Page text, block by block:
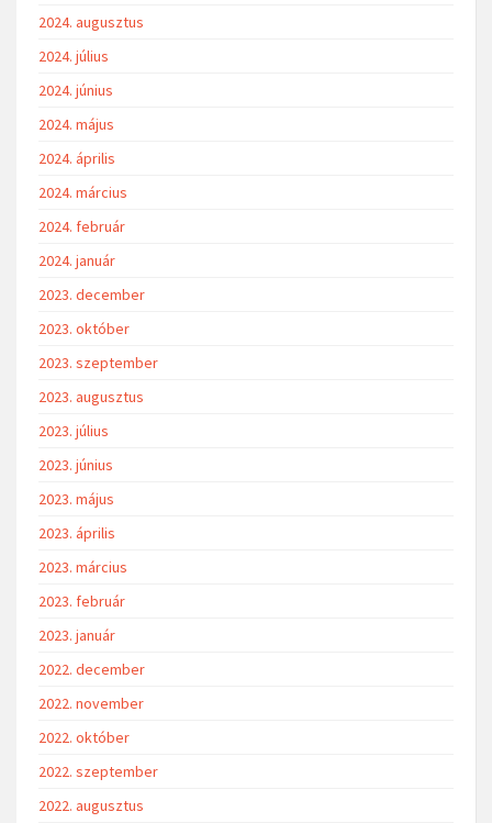
2024. augusztus
2024. július
2024. június
2024. május
2024. április
2024. március
2024. február
2024. január
2023. december
2023. október
2023. szeptember
2023. augusztus
2023. július
2023. június
2023. május
2023. április
2023. március
2023. február
2023. január
2022. december
2022. november
2022. október
2022. szeptember
2022. augusztus